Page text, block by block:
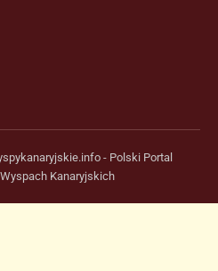
- Polski Portal
Kanaryjskich